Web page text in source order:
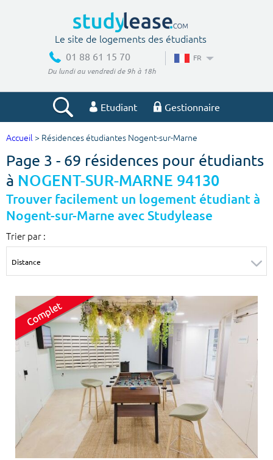
Le site de logements des étudiants
01 88 61 15 70
Du lundi au vendredi de 9h à 18h
FR
Etudiant Gestionnaire
Votre recherche
Ville, école
m² m²
Type de location
Colocation
Votre date d'entrée
Accueil > Résidences étudiantes Nogent-sur-Marne
Page 3 - 69 résidences pour étudiants
à NOGENT-SUR-MARNE 94130
Trouver facilement un logement étudiant à
Nogent-sur-Marne avec Studylease
Trier par :